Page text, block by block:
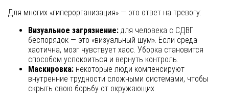
Для многих «гиперорганизация» — это ответ на тревогу:
Визуальное загрязнение: для человека с СДВГ
беспорядок — это «визуальный шум». Если среда
хаотична, мозг чувствует хаос. Уборка становится
способом успокоиться и вернуть контроль.
Маскировка: некоторые люди компенсируют
внутренние трудности сложными системами, чтобы
скрыть свою борьбу от окружающих.